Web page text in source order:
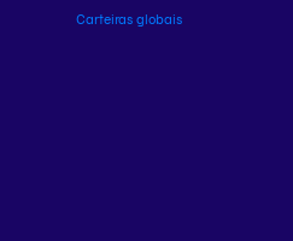
Carteiras globais